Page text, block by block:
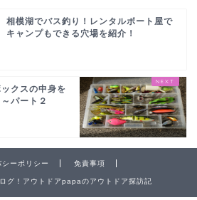
相模湖でバス釣り！レンタルボート屋で
キャンプもできる穴場を紹介！
クスの中身を
パート２
シーポリシー 免責事項
！アウトドアpapaのアウトドア探訪記